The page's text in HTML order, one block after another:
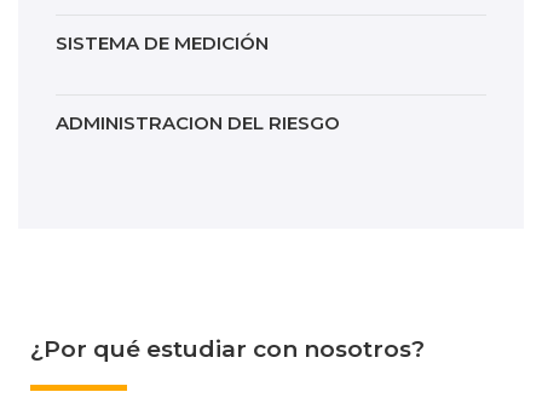
SISTEMA DE MEDICIÓN
ADMINISTRACION DEL RIESGO
¿Por qué estudiar con nosotros?